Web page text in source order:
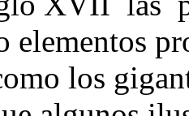
elementos
los